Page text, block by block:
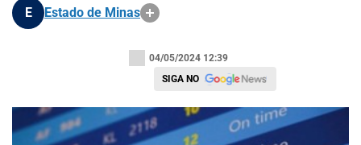
E Estado de Minas
04/05/2024 12:39
SIGA NO